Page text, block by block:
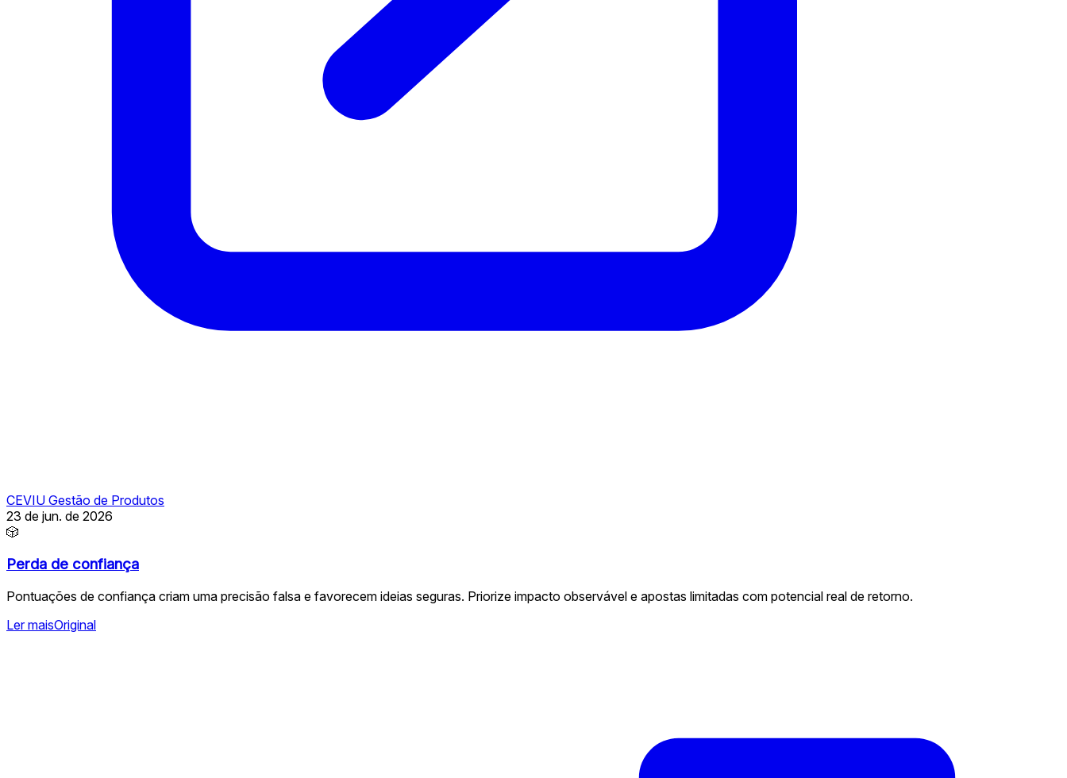
CEVIU Gestão de Produtos
23 de jun. de 2026
🎲
Perda de confiança
Pontuações de confiança criam uma precisão falsa e favorecem ideias seguras. Priorize impacto observável e apostas limitadas com potencial real de retorno.
Ler maisOriginal